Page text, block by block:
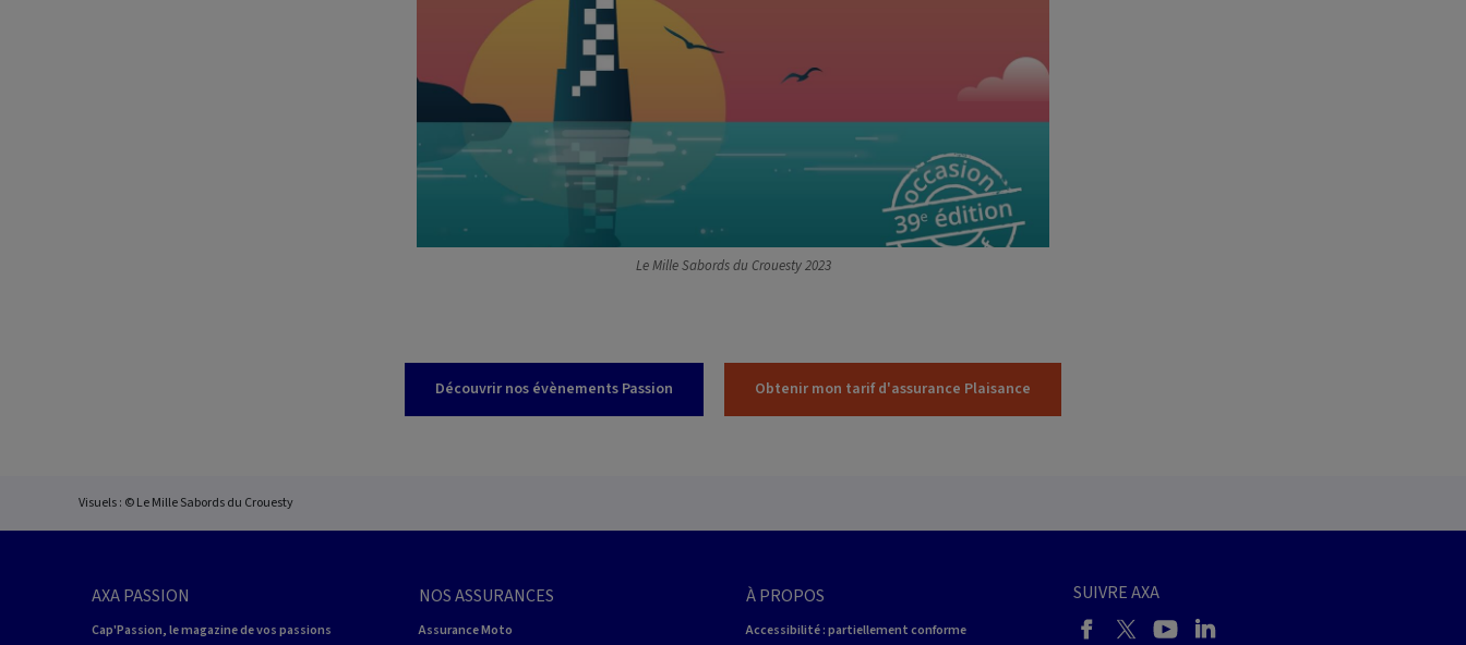
Le Mille Sabords du Crouesty 2023
Découvrir nos évènements Passion Obtenir mon tarif d'assurance Plaisance
Visuels : © Le Mille Sabords du Crouesty
AXA PASSION
Cap'Passion, le magazine de vos passions
NOS ASSURANCES
Assurance Moto
À PROPOS
Accessibilité : partiellement conforme
SUIVRE AXA